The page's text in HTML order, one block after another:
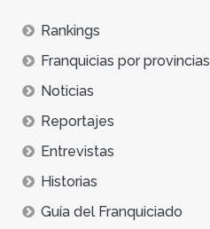
Rankings
Franquicias por provincias
Noticias
Reportajes
Entrevistas
Historias
Guía del Franquiciado